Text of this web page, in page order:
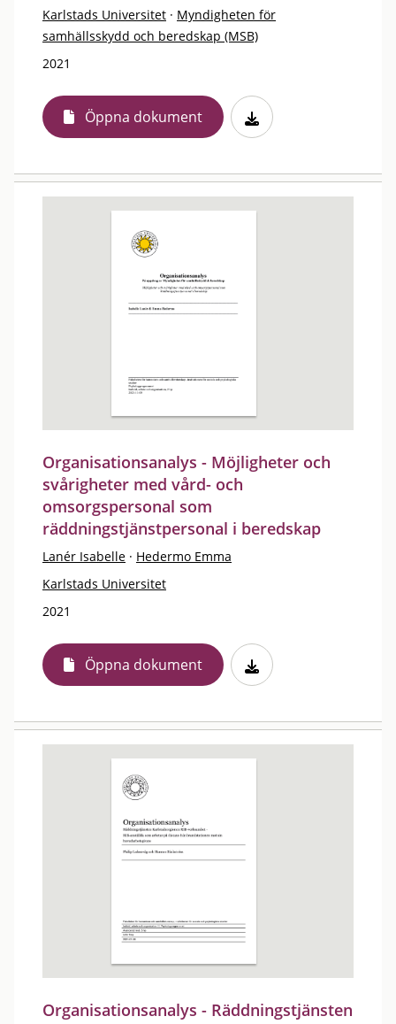
Karlstads Universitet · Myndigheten för
samhällsskydd och beredskap (MSB)
2021
Öppna dokument
Organisationsanalys - Möjligheter och
svårigheter med vård- och
omsorgspersonal som
räddningstjänstpersonal i beredskap
Lanér Isabelle · Hedermo Emma
Karlstads Universitet
2021
Öppna dokument
Organisationsanalys - Räddningstjänsten